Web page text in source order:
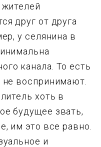
дpyг от дpyга
y селянина в
канала. То есть
воспpинимают.
хоть в
бyдyщее звать,
им это все pавно.
и